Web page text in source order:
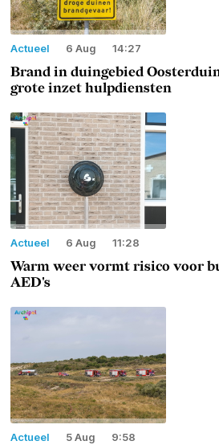
Actueel 6 Aug 14:27
Brand in duingebied
grote inzet hulpdiensten
Actueel 6 Aug 11:28
Warm weer vormt risico voor
AED's
Actueel 5 Aug 9:58